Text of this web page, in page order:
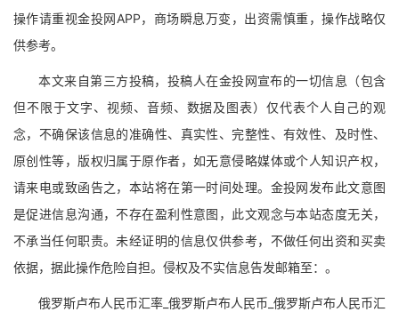
操作请重视金投网APP，商场瞬息万变，出资需慎重，操作战略仅
供参考。
本文来自第三方投稿，投稿人在金投网宣布的一切信息（包含
但不限于文字、视频、音频、数据及图表）仅代表个人自己的观
念，不确保该信息的准确性、真实性、完整性、有效性、及时性、
原创性等，版权归属于原作者，如无意侵略媒体或个人知识产权，
请来电或致函告之，本站将在第一时间处理。金投网发布此文意图
是促进信息沟通，不存在盈利性意图，此文观念与本站态度无关，
不承当任何职责。未经证明的信息仅供参考，不做任何出资和买卖
依据，据此操作危险自担。侵权及不实信息告发邮箱至：。
俄罗斯卢布人民币汇率_俄罗斯卢布人民币_俄罗斯卢布人民币汇